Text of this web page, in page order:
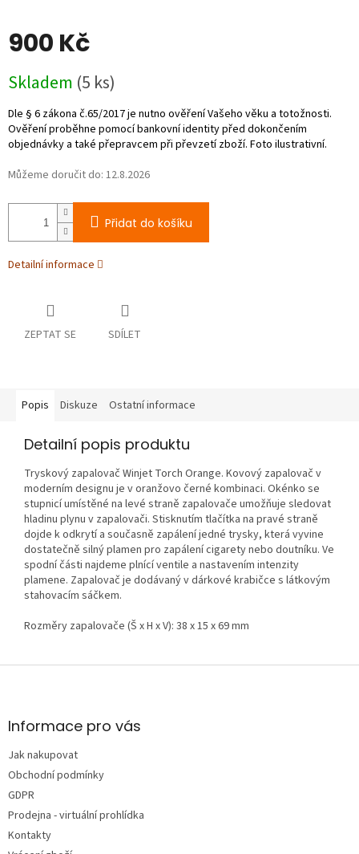
900 Kč
cena:
Skladem (5 ks)
Můžeme doručit do: 12.8.2026
Přidat do košíku
Detailní informace
ZEPTAT SE SDÍLET
Popis Diskuze Ostatní informace
Detailní popis produktu
Tryskový zapalovač Winjet Torch Orange. Kovový zapalovač v
moderním designu je v oranžovo černé kombinaci. Okénko se
stupnicí umístěné na levé straně zapalovače umožňuje sledovat
hladinu plynu v zapalovači. Stisknutím tlačítka na pravé straně
dojde k odkrytí a současně zapálení jedné trysky, která vyvine
dostatečně silný plamen pro zapálení cigarety nebo doutníku. Ve
spodní části najdeme plnící ventile a nastavením intenzity
plamene. Zapalovač je dodávaný v dárkové krabičce s látkovým
stahovacím sáčkem.
Rozměry zapalovače (Š x H x V): 38 x 15 x 69 mm
Z
aInformace pro vás
Jak nakupovat
Obchodní podmínky
GDPR
Prodejna - virtuální prohlídka
Kontakty